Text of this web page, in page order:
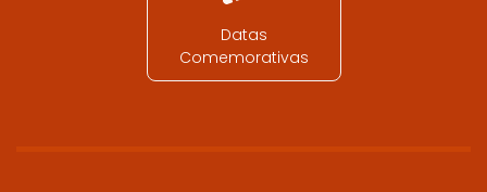
Datas
Comemorativas